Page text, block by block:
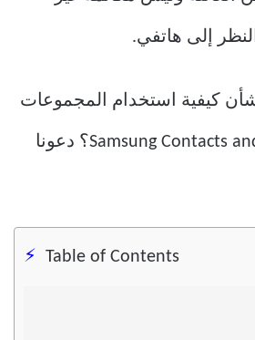
إلى هاتفي.
كيفية استخدام المجموعات
في تطبيق Samsung Contacts and Phone؟ دعونا
Table of Contents